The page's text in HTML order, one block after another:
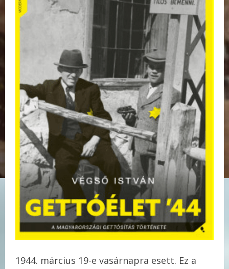
március 19-e vasárnapra esett. Ez a